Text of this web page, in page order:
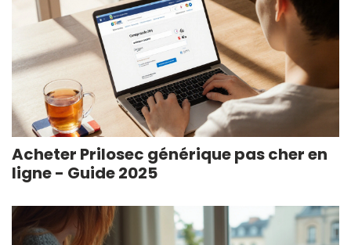
Acheter Prilosec générique pas cher en
ligne - Guide 2025